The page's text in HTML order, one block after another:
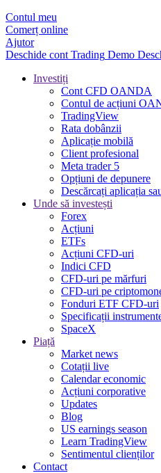
Contul meu
Comerț online
Ajutor
Deschide cont Trading Demo
Investiți
Cont CFD OANDA
Contul de acțiuni
TradingView
Rata dobânzii
Aplicație mobilă
Client profesional
Meta trader 5
Opțiuni de depunere
Descărcați aplicația
Unde să investești
Forex
Acțiuni
ETFs
Acțiuni CFD-uri
Indici CFD
CFD-uri pe mărfuri
CFD-uri pe
Fonduri ETF CFD-uri
Specificații
SpaceX
Piață
Market news
Cotații live
Calendar economic
Acțiuni corporative
Updates
Blog
US earnings season
Learn TradingView
Sentimentul clienților
Contact